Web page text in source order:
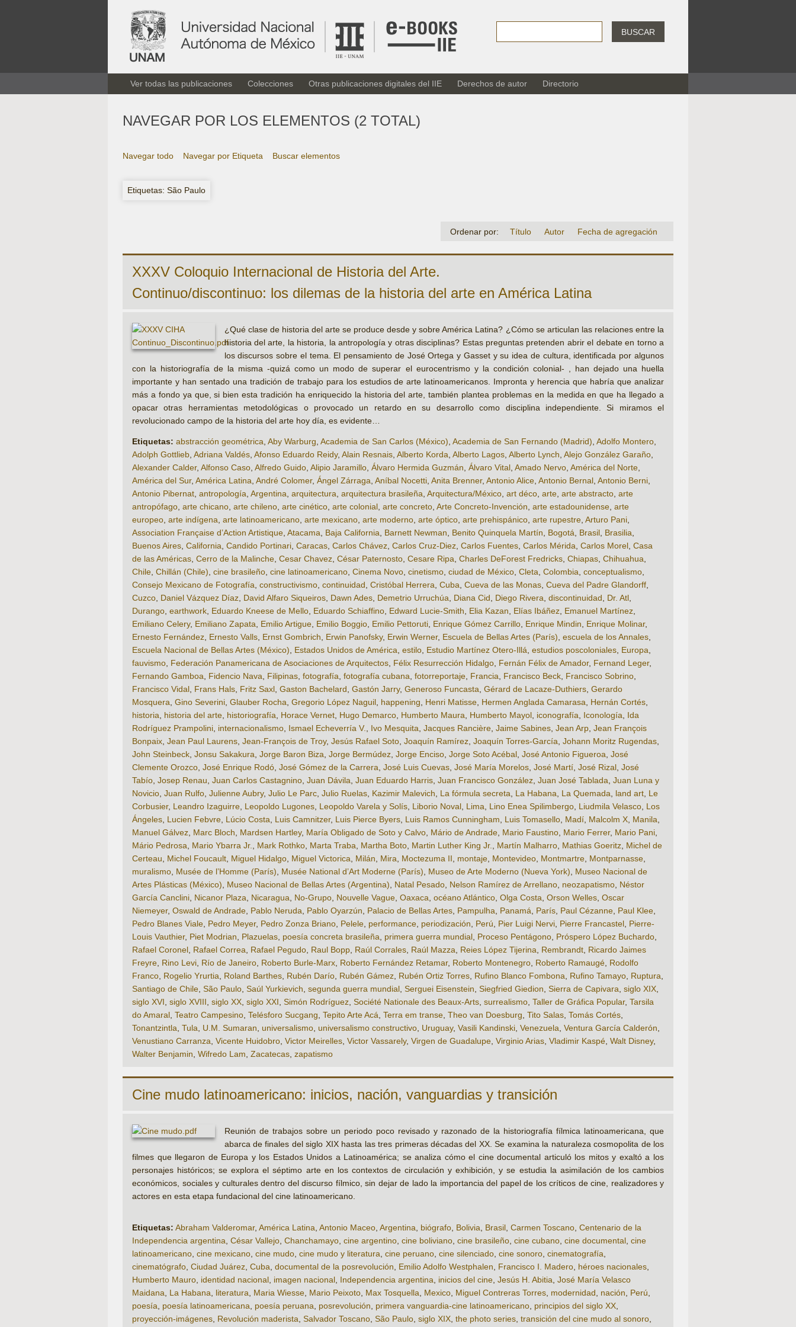
BUSCAR
Ver todas las publicaciones Colecciones Otras publicaciones digitales del IIE Derechos de autor Directorio
NAVEGAR POR LOS ELEMENTOS (2 TOTAL)
Navegar todo Navegar por Etiqueta Buscar elementos
Etiquetas: São Paulo
Ordenar por: Título Autor Fecha de agregación
XXXV Coloquio Internacional de Historia del Arte.
Continuo/discontinuo: los dilemas de la historia del arte en América Latina
¿Qué clase de historia del arte se produce desde y sobre América Latina? ¿Cómo se articulan las relaciones entre la
historia del arte, la historia, la antropología y otras disciplinas? Estas preguntas pretenden abrir el debate en torno a
los discursos sobre el tema. El pensamiento de José Ortega y Gasset y su idea de cultura, identificada por algunos
con la historiografía de la misma -quizá como un modo de superar el eurocentrismo y la condición colonial- , han dejado una huella
importante y han sentado una tradición de trabajo para los estudios de arte latinoamericanos. Impronta y herencia que habría que analizar
más a fondo ya que, si bien esta tradición ha enriquecido la historia del arte, también plantea problemas en la medida en que ha llegado a
opacar otras herramientas metodológicas o provocado un retardo en su desarrollo como disciplina independiente. Si miramos el
revolucionado campo de la historia del arte hoy día, es evidente…
Etiquetas: abstracción geométrica, Aby Warburg, Academia de San Carlos (México), Academia de San Fernando (Madrid), Adolfo Montero,
Adolph Gottlieb, Adriana Valdés, Afonso Eduardo Reidy, Alain Resnais, Alberto Korda, Alberto Lagos, Alberto Lynch, Alejo González Garaño,
Alexander Calder, Alfonso Caso, Alfredo Guido, Alipio Jaramillo, Álvaro Hermida Guzmán, Álvaro Vital, Amado Nervo, América del Norte,
América del Sur, América Latina, André Colomer, Ángel Zárraga, Aníbal Nocetti, Anita Brenner, Antonio Alice, Antonio Bernal, Antonio Berni,
Antonio Pibernat, antropología, Argentina, arquitectura, arquitectura brasileña, Arquitectura/México, art déco, arte, arte abstracto, arte
antropófago, arte chicano, arte chileno, arte cinético, arte colonial, arte concreto, Arte Concreto-Invención, arte estadounidense, arte
europeo, arte indígena, arte latinoamericano, arte mexicano, arte moderno, arte óptico, arte prehispánico, arte rupestre, Arturo Pani,
Association Française d’Action Artistique, Atacama, Baja California, Barnett Newman, Benito Quinquela Martín, Bogotá, Brasil, Brasilia,
Buenos Aires, California, Candido Portinari, Caracas, Carlos Chávez, Carlos Cruz-Diez, Carlos Fuentes, Carlos Mérida, Carlos Morel, Casa
de las Américas, Cerro de la Malinche, Cesar Chavez, César Paternosto, Cesare Ripa, Charles DeForest Fredricks, Chiapas, Chihuahua,
Chile, Chillán (Chile), cine brasileño, cine latinoamericano, Cinema Novo, cinetismo, ciudad de México, Cleta, Colombia, conceptualismo,
Consejo Mexicano de Fotografía, constructivismo, continuidad, Cristóbal Herrera, Cuba, Cueva de las Monas, Cueva del Padre Glandorff,
Cuzco, Daniel Vázquez Díaz, David Alfaro Siqueiros, Dawn Ades, Demetrio Urruchúa, Diana Cid, Diego Rivera, discontinuidad, Dr. Atl,
Durango, earthwork, Eduardo Kneese de Mello, Eduardo Schiaffino, Edward Lucie-Smith, Elia Kazan, Elías Ibáñez, Emanuel Martínez,
Emiliano Celery, Emiliano Zapata, Emilio Artigue, Emilio Boggio, Emilio Pettoruti, Enrique Gómez Carrillo, Enrique Mindin, Enrique Molinar,
Ernesto Fernández, Ernesto Valls, Ernst Gombrich, Erwin Panofsky, Erwin Werner, Escuela de Bellas Artes (París), escuela de los Annales,
Escuela Nacional de Bellas Artes (México), Estados Unidos de América, estilo, Estudio Martínez Otero-Illá, estudios poscoloniales, Europa,
fauvismo, Federación Panamericana de Asociaciones de Arquitectos, Félix Resurrección Hidalgo, Fernán Félix de Amador, Fernand Leger,
Fernando Gamboa, Fidencio Nava, Filipinas, fotografía, fotografía cubana, fotorreportaje, Francia, Francisco Beck, Francisco Sobrino,
Francisco Vidal, Frans Hals, Fritz Saxl, Gaston Bachelard, Gastón Jarry, Generoso Funcasta, Gérard de Lacaze-Duthiers, Gerardo
Mosquera, Gino Severini, Glauber Rocha, Gregorio López Naguil, happening, Henri Matisse, Hermen Anglada Camarasa, Hernán Cortés,
historia, historia del arte, historiografía, Horace Vernet, Hugo Demarco, Humberto Maura, Humberto Mayol, iconografía, Iconología, Ida
Rodríguez Prampolini, internacionalismo, Ismael Echeverría V., Ivo Mesquita, Jacques Rancière, Jaime Sabines, Jean Arp, Jean François
Bonpaix, Jean Paul Laurens, Jean-François de Troy, Jesús Rafael Soto, Joaquín Ramírez, Joaquín Torres-García, Johann Moritz Rugendas,
John Steinbeck, Jonsu Sakakura, Jorge Baron Biza, Jorge Bermúdez, Jorge Enciso, Jorge Soto Acébal, José Antonio Figueroa, José
Clemente Orozco, José Enrique Rodó, José Gómez de la Carrera, José Luis Cuevas, José María Morelos, José Martí, José Rizal, José
Tabío, Josep Renau, Juan Carlos Castagnino, Juan Dávila, Juan Eduardo Harris, Juan Francisco González, Juan José Tablada, Juan Luna y
Novicio, Juan Rulfo, Julienne Aubry, Julio Le Parc, Julio Ruelas, Kazimir Malevich, La fórmula secreta, La Habana, La Quemada, land art, Le
Corbusier, Leandro Izaguirre, Leopoldo Lugones, Leopoldo Varela y Solís, Liborio Noval, Lima, Lino Enea Spilimbergo, Liudmila Velasco, Los
Ángeles, Lucien Febvre, Lúcio Costa, Luis Camnitzer, Luis Pierce Byers, Luis Ramos Cunningham, Luis Tomasello, Madí, Malcolm X, Manila,
Manuel Gálvez, Marc Bloch, Mardsen Hartley, María Obligado de Soto y Calvo, Mário de Andrade, Mario Faustino, Mario Ferrer, Mario Pani,
Mário Pedrosa, Mario Ybarra Jr., Mark Rothko, Marta Traba, Martha Boto, Martin Luther King Jr., Martín Malharro, Mathias Goeritz, Michel de
Certeau, Michel Foucault, Miguel Hidalgo, Miguel Victorica, Milán, Mira, Moctezuma II, montaje, Montevideo, Montmartre, Montparnasse,
muralismo, Musée de l’Homme (París), Musée National d’Art Moderne (París), Museo de Arte Moderno (Nueva York), Museo Nacional de
Artes Plásticas (México), Museo Nacional de Bellas Artes (Argentina), Natal Pesado, Nelson Ramírez de Arrellano, neozapatismo, Néstor
García Canclini, Nicanor Plaza, Nicaragua, No-Grupo, Nouvelle Vague, Oaxaca, océano Atlántico, Olga Costa, Orson Welles, Oscar
Niemeyer, Oswald de Andrade, Pablo Neruda, Pablo Oyarzún, Palacio de Bellas Artes, Pampulha, Panamá, París, Paul Cézanne, Paul Klee,
Pedro Blanes Viale, Pedro Meyer, Pedro Zonza Briano, Pelele, performance, periodización, Perú, Pier Luigi Nervi, Pierre Francastel, Pierre-
Louis Vauthier, Piet Modrian, Plazuelas, poesía concreta brasileña, primera guerra mundial, Proceso Pentágono, Próspero López Buchardo,
Rafael Coronel, Rafael Correa, Rafael Pegudo, Raul Bopp, Raúl Corrales, Raúl Mazza, Reies López Tijerina, Rembrandt, Ricardo Jaimes
Freyre, Rino Levi, Río de Janeiro, Roberto Burle-Marx, Roberto Fernández Retamar, Roberto Montenegro, Roberto Ramaugé, Rodolfo
Franco, Rogelio Yrurtia, Roland Barthes, Rubén Darío, Rubén Gámez, Rubén Ortiz Torres, Rufino Blanco Fombona, Rufino Tamayo, Ruptura,
Santiago de Chile, São Paulo, Saúl Yurkievich, segunda guerra mundial, Serguei Eisenstein, Siegfried Giedion, Sierra de Capivara, siglo XIX,
siglo XVI, siglo XVIII, siglo XX, siglo XXI, Simón Rodríguez, Société Nationale des Beaux-Arts, surrealismo, Taller de Gráfica Popular, Tarsila
do Amaral, Teatro Campesino, Telésforo Sucgang, Tepito Arte Acá, Terra em transe, Theo van Doesburg, Tito Salas, Tomás Cortés,
Tonantzintla, Tula, U.M. Sumaran, universalismo, universalismo constructivo, Uruguay, Vasili Kandinski, Venezuela, Ventura García Calderón,
Venustiano Carranza, Vicente Huidobro, Victor Meirelles, Victor Vassarely, Virgen de Guadalupe, Virginio Arias, Vladimir Kaspé, Walt Disney,
Walter Benjamin, Wifredo Lam, Zacatecas, zapatismo
Cine mudo latinoamericano: inicios, nación, vanguardias y transición
Reunión de trabajos sobre un periodo poco revisado y razonado de la historiografía fílmica latinoamericana, que
abarca de finales del siglo XIX hasta las tres primeras décadas del XX. Se examina la naturaleza cosmopolita de los
filmes que llegaron de Europa y los Estados Unidos a Latinoamérica; se analiza cómo el cine documental articuló los mitos y exaltó a los
personajes históricos; se explora el séptimo arte en los contextos de circulación y exhibición, y se estudia la asimilación de los cambios
económicos, sociales y culturales dentro del discurso fílmico, sin dejar de lado la importancia del papel de los críticos de cine, realizadores y
actores en esta etapa fundacional del cine latinoamericano.
Etiquetas: Abraham Valderomar, América Latina Antonio Maceo Argentina biógrafo Bolivia Brasil Carmen Toscano Centenario de la
Independencia argentina César Vallejo Chanchamayo cine argentino cine boliviano cine brasileño cine cubano cine documental cine
latinoamericano cine mexicano cine mudo cine mudo y literatura cine peruano cine silenciado cine sonoro cinematografía
cinematógrafo Ciudad Juárez Cuba documental de la posrevolución Emilio Adolfo Westphalen Francisco I. Madero héroes nacionales
Humberto Mauro identidad nacional imagen nacional Independencia argentina inicios del cine Jesús H. Abitia José María Velasco
Maidana
La Habana literatura Maria Wiesse Mario Peixoto Max Tosquella Mexico Miguel Contreras Torres modernidad nación Perú
poesía
poesía latinoamericana poesía peruana posrevolución primera vanguardia-cine latinoamericano principios del siglo XX
proyección-imágenes Revolución maderista Salvador Toscano São Paulo siglo XIX the photo series transición del cine mudo al sonoro